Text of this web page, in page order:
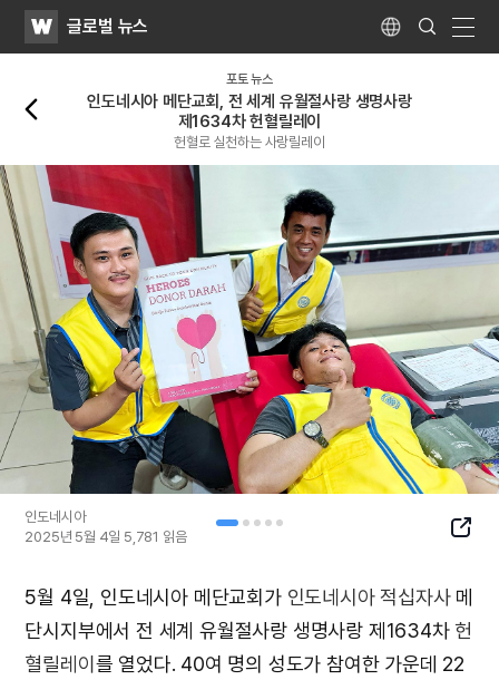
WATV글로벌 뉴스 Language
Search
Submit
포토 뉴스
인도네시아 메단교회, 전 세계 유월절사랑 생명사랑
제1634차 헌혈릴레이
헌혈로 실천하는 사랑릴레이
인도네시아
2025년 5월 4일 5,781 읽음
SNS
5월 4일, 인도네시아 메단교회가 인도네시아 적십자사메
단시지부에서 전 세계 유월절사랑 생명사랑 제1634차헌
혈릴레이를 열었다. 40여 명의 성도가 참여한 가운데 22